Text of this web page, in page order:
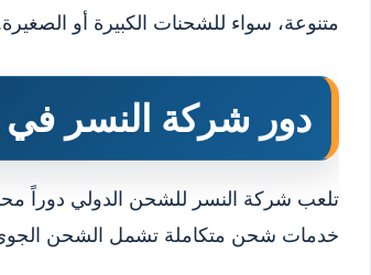
متنوعة، سواء للشحنات الكبيرة أو
دور شركة النسر
تلعب شركة النسر للشحن الدولي دوراً
خدمات شحن متكاملة تشمل الشحن